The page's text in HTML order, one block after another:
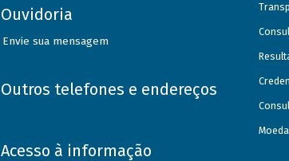
Ouvidoria
Envie sua mensagem
Outros telefones e endereços
Acesso à informação